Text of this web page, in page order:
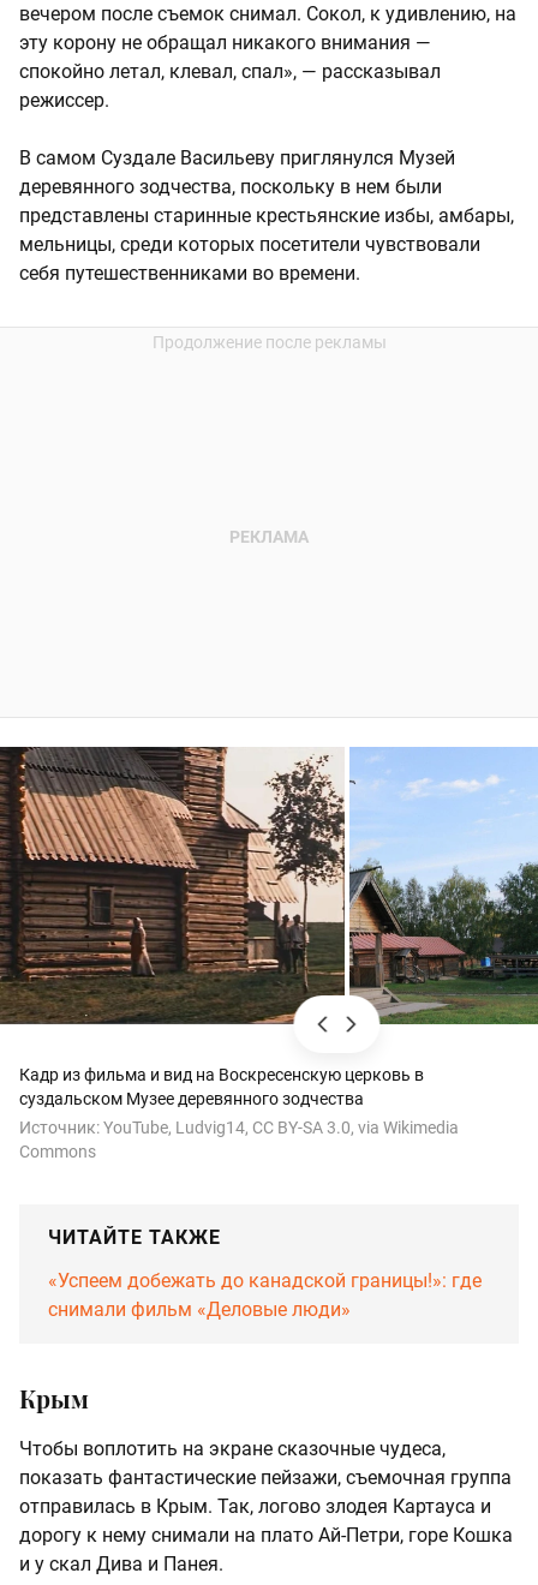
вечером после съемок снимал. Сокол, к удивлению, на
эту корону не обращал никакого внимания —
спокойно летал, клевал, спал», — рассказывал
режиссер.
В самом Суздале Васильеву приглянулся Музей
деревянного зодчества, поскольку в нем были
представлены старинные крестьянские избы, амбары,
мельницы, среди которых посетители чувствовали
себя путешественниками во времени.
Кадр из фильма и вид на Воскресенскую церковь в
суздальском Музее деревянного зодчества
Источник:YouTube, Ludvig14, CC BY-SA 3.0, via Wikimedia
Commons
ЧИТАЙТЕ ТАКЖЕ
«Успеем добежать до канадской границы!»: где
снимали фильм «Деловые люди»
Крым
Чтобы воплотить на экране сказочные чудеса,
показать фантастические пейзажи, съемочная группа
отправилась в Крым. Так, логово злодея Картауса и
дорогу к нему снимали на плато Ай-Петри, горе Кошка
и у скал Дива и Панея.